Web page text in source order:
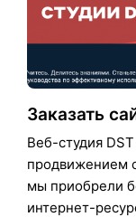
Заказать
Веб-студия
продвижением
мы приобрели
интернет-